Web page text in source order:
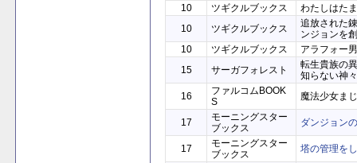
10
ツギクルブックス
わたしはた
10
ツギクルブックス
追放された
ンジョンを
10
ツギクルブックス
アラフォー
15
サーガフォレスト
転生貴族の
知らない神
16
ファルコムBOOK
S
魔法少女ま
17
モーニングスター
ブックス
ダンジョン
17
モーニングスター
ブックス
塔の管理を